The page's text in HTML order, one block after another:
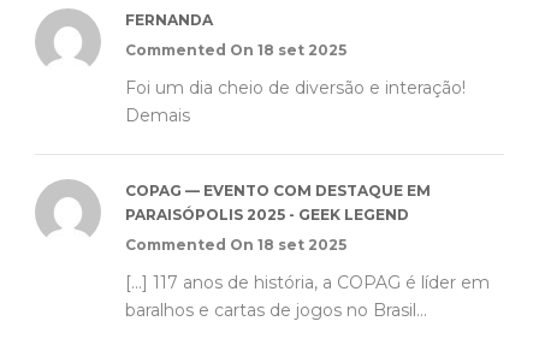
FERNANDA
Commented On 18 set 2025
Foi um dia cheio de diversão e interação!
Demais
COPAG — EVENTO COM DESTAQUE EM
PARAISÓPOLIS 2025 - GEEK LEGEND
Commented On 18 set 2025
[…] 117 anos de história, a COPAG é líder em
baralhos e cartas de jogos no Brasil...